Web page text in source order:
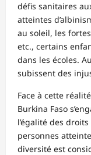
défis sanitaires
atteintes
au soleil, les
etc., certains
dans les écoles.
subissent des
Face à cette
Burkina Faso
l’égalité des
personnes
diversité est